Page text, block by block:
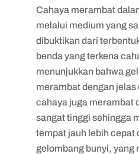
Cahaya merambat
melalui medium yang
dibuktikan dari
benda yang terkena
menunjukkan bahwa
merambat dengan
cahaya juga merambat
sangat tinggi sehingga
tempat jauh lebih cepat
gelombang bunyi, yang